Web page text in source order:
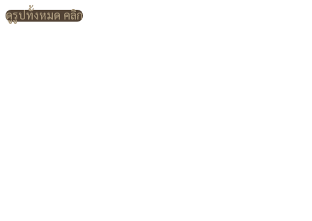
ดูรูปทั้งหมด คลิก